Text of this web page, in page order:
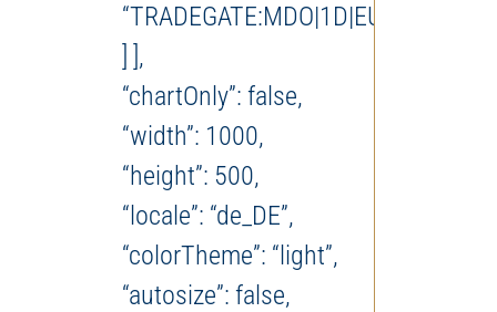
“TRADEGATE:MDO|1D|EUR”
] ],
“chartOnly”: false,
“width”: 1000,
“height”: 500,
“locale”: “de_DE”,
“colorTheme”: “light”,
“autosize”: false,